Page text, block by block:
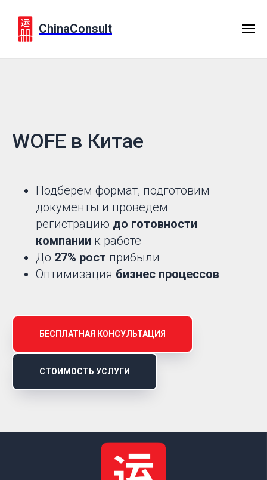
ChinaConsult
WOFE в Китае
Подберем формат, подготовим
документы и проведем
регистрацию до готовности
компании к работе
До 27% рост прибыли
Оптимизация бизнес процессов
БЕСПЛАТНАЯ КОНСУЛЬТАЦИЯ
СТОИМОСТЬ УСЛУГИ